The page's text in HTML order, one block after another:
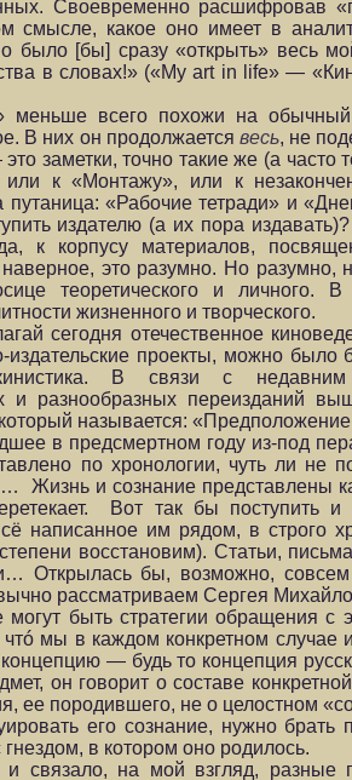
Своевременно расшифровав
смысле, какое оно имеет в
было [бы] сразу «открыть» весь
в словах!» («My art in life» —
меньше всего похожи на обычный
В них он продолжается весь, не
заметки, точно такие же (а часто
или к «Монтажу», или к
путаница: «Рабочие тетради» и
издателю (а их пора
к корпусу материалов,
это разумно. Но разумно,
теоретического и
жизненного и творческого.
сегодня отечественное
издательские проекты, можно было
В связи с
и разнообразных переизданий
называется:
в предсмертном году из-под
по хронологии, чуть ли не
Жизнь и сознание представлены
Вот так бы поступить и
написанное им рядом, в строго
восстановим). Статьи,
Открылась бы, возможно,
рассматриваем Сергея
быть стратегии обращения с
чтó мы в каждом конкретном
— будь то концепция
он говорит о составе
ее породившего, не о целостном
его сознание, нужно брать
в котором оно родилось.
и связало, на мой взгляд,